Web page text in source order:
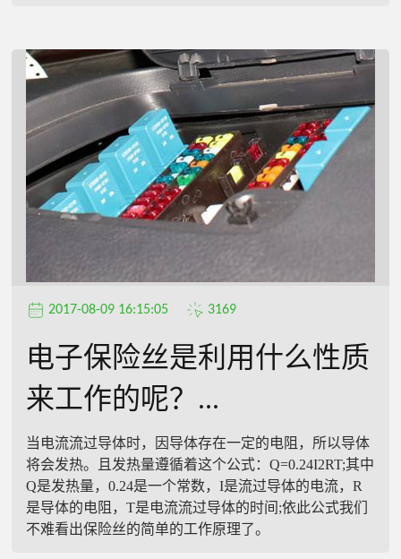
2017-08-09 16:15:05 3169
电子保险丝是利用什么性质
来工作的呢？...
当电流流过导体时，因导体存在一定的电阻，所以导体
将会发热。且发热量遵循着这个公式：Q=0.24I2RT;其中
Q是发热量，0.24是一个常数，I是流过导体的电流，R
是导体的电阻，T是电流流过导体的时间;依此公式我们
不难看出保险丝的简单的工作原理了。